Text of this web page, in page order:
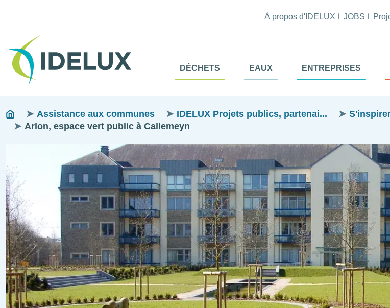
Tête
À propos d'IDELUX JOBS
Navigation
Menu
DÉCHETS EAUX ENTREPRISES
Fils
d'ariane
You
are
Assistance aux communes IDELUX Projets publics, partenai...
Arlon, espace vert public à Callemeyn